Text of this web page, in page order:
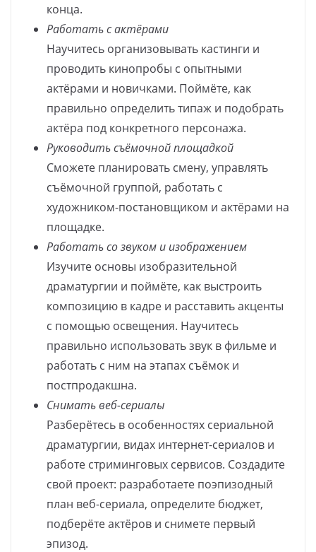
конца.
Работать с актёрами
Научитесь организовывать кастинги и
проводить кинопробы с опытными
актёрами и новичками. Поймёте, как
правильно определить типаж и подобрать
актёра под конкретного персонажа.
Руководить съёмочной площадкой
Сможете планировать смену, управлять
съёмочной группой, работать с
художником-постановщиком и актёрами на
площадке.
Работать со звуком и изображением
Изучите основы изобразительной
драматургии и поймёте, как выстроить
композицию в кадре и расставить акценты
с помощью освещения. Научитесь
правильно использовать звук в фильме и
работать с ним на этапах съёмок и
постпродакшна.
Снимать веб-сериалы
Разберётесь в особенностях сериальной
драматургии, видах интернет-сериалов и
работе стриминговых сервисов. Создадите
свой проект: разработаете поэпизодный
план веб-сериала, определите бюджет,
подберёте актёров и снимете первый
эпизод.